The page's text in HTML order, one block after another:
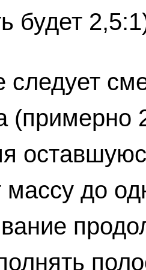
будет
следует
(примерно
массу до